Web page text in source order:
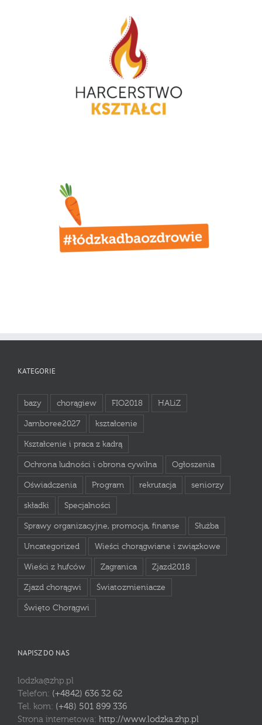
KATEGORIE
bazy chorągiew FIO2018 HALiZ
Jamboree2027 kształcenie
Kształcenie i praca z kadrą
Ochrona ludności i obrona cywilna Ogłoszenia
Oświadczenia Program rekrutacja seniorzy
składki Specjalności
Sprawy organizacyjne, promocja, finanse Służba
Uncategorized Wieści chorągwiane i związkowe
Wieści z hufców Zagranica Zjazd2018
Zjazd chorągwi Światozmieniacze
Święto Chorągwi
NAPISZ DO NAS
lodzka@zhp.pl
Telefon: (+4842) 636 32 62
Tel. kom: (+48) 501 899 336
Strona internetowa: http://www.lodzka.zhp.pl